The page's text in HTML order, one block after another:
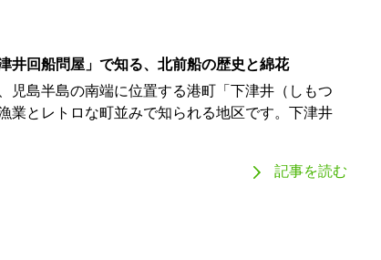
井回船問屋」で知る、北前船の歴史と綿花
児島半島の南端に位置する港町「下津井（しもつ
業とレトロな町並みで知られる地区です。下津井
記事を読む